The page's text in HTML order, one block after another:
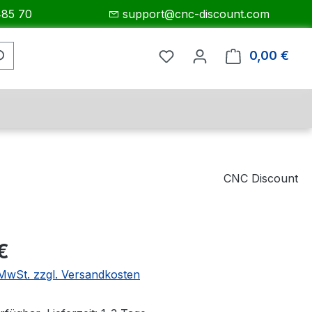
70 support@cnc-discount.com
0,00 €
CNC Discount
zzgl. Versandkosten